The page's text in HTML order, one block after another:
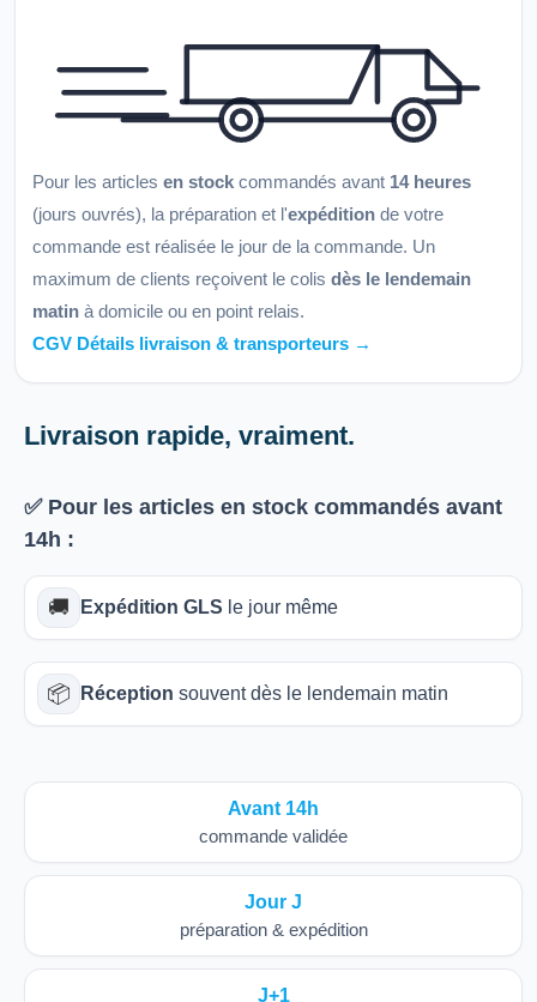
Pour les articles en stock commandés avant 14 heures
(jours ouvrés), la préparation et l'expédition de votre
commande est réalisée le jour de la commande. Un
maximum de clients reçoivent le colis dès le lendemain
matin à domicile ou en point relais.
CGV Détails livraison & transporteurs →
Livraison rapide, vraiment.
✅ Pour les articles en stock commandés avant
14h :
🚚 Expédition GLS le jour même
📦 Réception souvent dès le lendemain matin
Avant 14h
commande validée
Jour J
préparation & expédition
J+1